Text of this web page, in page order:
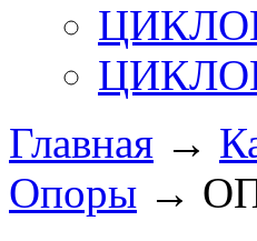
Главная →
Опоры →